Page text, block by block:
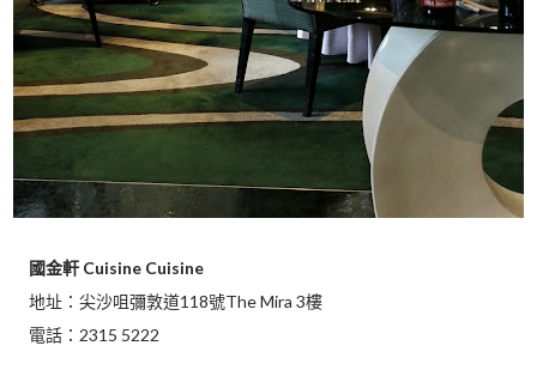
國金軒 Cuisine Cuisine
地址：尖沙咀彌敦道118號The Mira 3樓
電話：2315 5222